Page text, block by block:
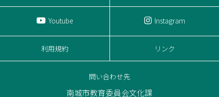
Youtube Instagram
利用規約 リンク
問い合わせ先
南城市教育委員会文化課